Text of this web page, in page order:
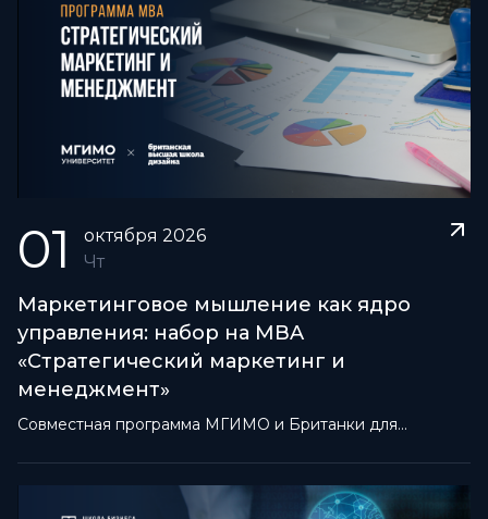
01 октября 2026
Чт
Маркетинговое мышление как ядро
управления: набор на MBA
«Стратегический маркетинг и
менеджмент»
Совместная программа МГИМО и Британки для